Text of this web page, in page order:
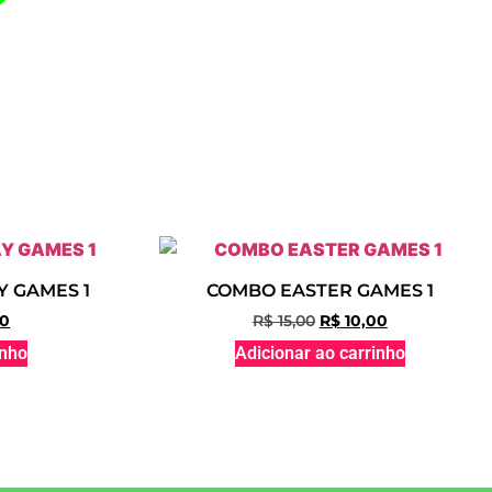
GAMES 1 COMBO EASTER GAMES 1
R$15,00 R$10,00
Adicionar ao carrinho